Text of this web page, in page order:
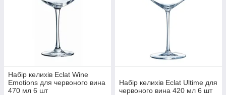
Набір келихів Eclat Wine
Emotions для червоного вина
470 мл 6 шт
Набір келихів Eclat Ultime для
червоного вина 420 мл 6 шт